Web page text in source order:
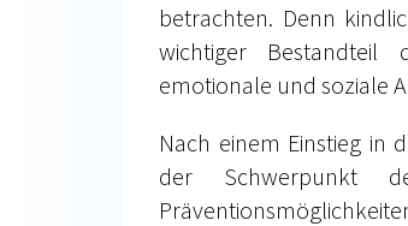
betrachten. Denn
wichtiger Bestandteil
emotionale und soziale
Nach einem Einstieg in
der Schwerpunkt